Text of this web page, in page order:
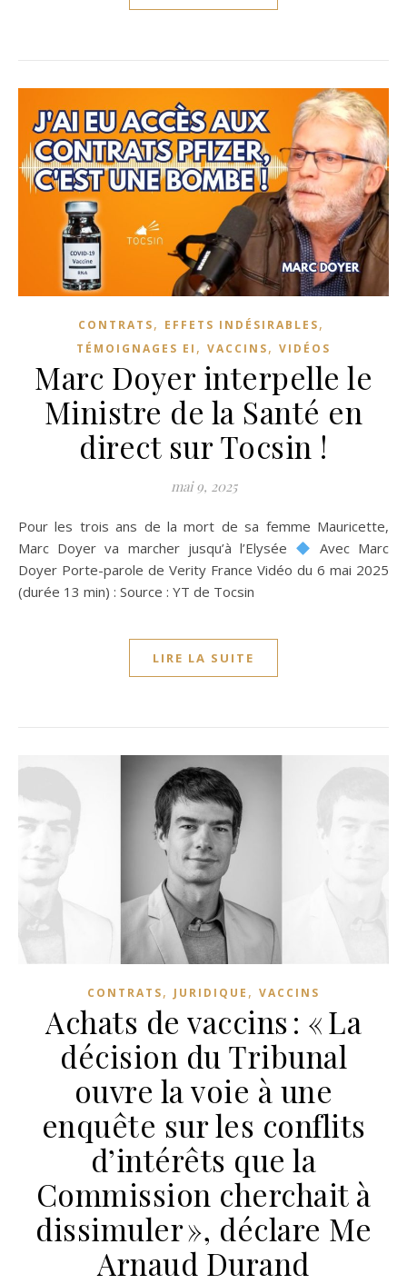
CONTRATS, EFFETS INDÉSIRABLES,
TÉMOIGNAGES EI , VACCINS, VIDÉOS
Marc Doyer interpelle le
Ministre de la Santé en
direct sur Tocsin !
mai 9, 2025
Pour les trois ans de la mort de sa femme Mauricette,
Marc Doyer va marcher jusqu’à l’Elysée
Avec Marc
Doyer Porte-parole de Verity France Vidéo du 6 mai 2025
(durée 13 min) : Source : YT de Tocsin
LIRE LA SUITE
CONTRATS, JURIDIQUE , VACCINS
Achats de vaccins : « La
décision du Tribunal
ouvre la voie à une
enquête sur les conflits
d’intérêts que la
Commission cherchait à
dissimuler », déclare Me
Arnaud Durand